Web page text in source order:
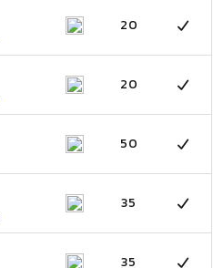
20
20
50
35
35